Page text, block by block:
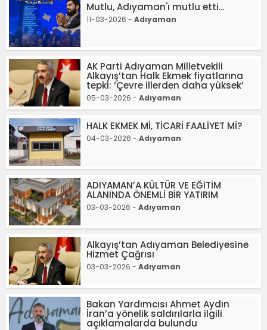
Mutlu, Adıyaman'ı mutlu etti...
11-03-2026 - Adıyaman
AK Parti Adıyaman Milletvekili
Alkayış’tan Halk Ekmek fiyatlarına
tepki: ‘Çevre illerden daha yüksek’
05-03-2026 - Adıyaman
HALK EKMEK Mİ, TİCARİ FAALİYET Mİ?
04-03-2026 - Adıyaman
ADIYAMAN’A KÜLTÜR VE EĞİTİM
ALANINDA ÖNEMLİ BİR YATIRIM
03-03-2026 - Adıyaman
Alkayış’tan Adıyaman Belediyesine
Hizmet Çağrısı
03-03-2026 - Adıyaman
Bakan Yardımcısı Ahmet Aydın
İran’a yönelik saldırılarla ilgili
açıklamalarda bulundu